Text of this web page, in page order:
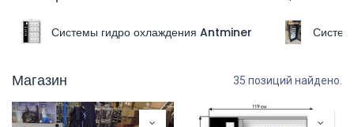
Системы гидро охлаждения Antminer
Магазин 35 позиций найдено.